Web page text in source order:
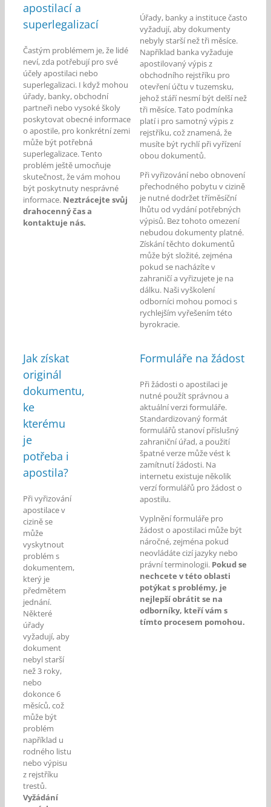
apostilací a
superlegalizací
Častým problémem je, že lidé
neví, zda potřebují pro své
účely apostilaci nebo
superlegalizaci. I když mohou
úřady, banky, obchodní
partneři nebo vysoké školy
poskytovat obecné informace
o apostile, pro konkrétní zemi
může být potřebná
superlegalizace. Tento
problém ještě umocňuje
skutečnost, že vám mohou
být poskytnuty nesprávné
informace. Neztrácejte svůj
drahocenný čas a
kontaktuje nás.
Úřady, banky a instituce často
vyžadují, aby dokumenty
nebyly starší než tři měsíce.
Například banka vyžaduje
apostilovaný výpis z
obchodního rejstříku pro
otevření účtu v tuzemsku,
jehož stáří nesmí být delší než
tři měsíce. Tato podmínka
platí i pro samotný výpis z
rejstříku, což znamená, že
musíte být rychlí při vyřízení
obou dokumentů.
Při vyřizování nebo obnovení
přechodného pobytu v cizině
je nutné dodržet tříměsíční
lhůtu od vydání potřebných
výpisů. Bez tohoto omezení
nebudou dokumenty platné.
Získání těchto dokumentů
může být složité, zejména
pokud se nacházíte v
zahraničí a vyřizujete je na
dálku. Naši vyškolení
odborníci mohou pomoci s
rychlejším vyřešením této
byrokracie.
Jak získat
originál
dokumentu,
ke
kterému
je
potřeba i
apostila?
Při vyřizování
apostilace v
cizině se
může
vyskytnout
problém s
dokumentem,
který je
předmětem
jednání.
Některé
úřady
vyžadují, aby
dokument
nebyl starší
než 3 roky,
nebo
dokonce 6
měsíců, což
může být
problém
například u
rodného listu
nebo výpisu
z rejstříku
trestů.
Vyžádání
Formuláře na žádost
Při žádosti o apostilaci je
nutné použít správnou a
aktuální verzi formuláře.
Standardizovaný formát
formulářů stanoví příslušný
zahraniční úřad, a použití
špatné verze může vést k
zamítnutí žádosti. Na
internetu existuje několik
verzí formulářů pro žádost o
apostilu.
Vyplnění formuláře pro
žádost o apostilaci může být
náročné, zejména pokud
neovládáte cizí jazyky nebo
právní terminologii. Pokud se
nechcete v této oblasti
potýkat s problémy, je
nejlepší obrátit se na
odborníky, kteří vám s
tímto procesem pomohou.